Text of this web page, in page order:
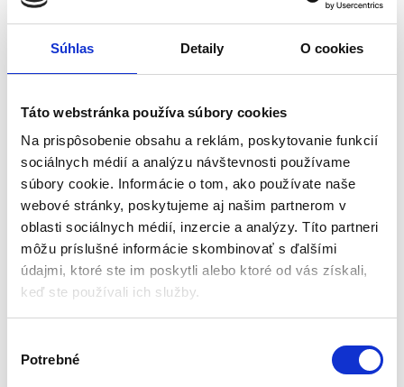
Súhlas Detaily O cookies
Táto webstránka používa súbory cookies
Na prispôsobenie obsahu a reklám, poskytovanie funkcií
sociálnych médií a analýzu návštevnosti používame
súbory cookie. Informácie o tom, ako používate naše
webové stránky, poskytujeme aj našim partnerom v
oblasti sociálnych médií, inzercie a analýzy. Títo partneri
môžu príslušné informácie skombinovať s ďalšími
údajmi, ktoré ste im poskytli alebo ktoré od vás získali,
keď ste používali ich služby.
Potrebné
Pracovná obuv
Na sklade u dodávateľa
(doručenie 4-8 pracovných
dni)
Počet kusov v balení: 1 pár
Veľkosť: od 41 do 47
Materiál: vysoko kvalitná EVA pena
Veľkosť vložky do topánok:
★★★★
Pracovná obuv
Aktuálne vypredané
Rýchly ohrev
Veľkosť: 35-45 (46 – bez orezania
vložky)
súčasťou balenia)